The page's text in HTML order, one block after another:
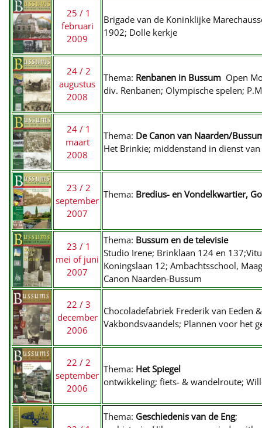
25 / 1
februari
2009
Brigade van de Koninklijke
1902; Dolle kerkje
24 / 2
augustus
2008
Thema: Renbanen in Bussum Open
div. Renbanen; Olympische spelen;
24 / 1
maart
2008
Thema: De Canon van Naarden/
Het Brinkie; middenstand in dienst van
23 / 2
september
2007
Thema: Bredius- en Vondelkwartier,
23 / 1
mei of juni
2007
Thema: Bussum en de televisie
Studio Irene; Brinklaan 124 en
Koningslaan 12; Ambachtsschool,
Canon Naarden-Bussum
22 / 3
december
2006
Chocoladefabriek Frederik van Eeden
Vakbondsvaandels; Plannen voor het
22 / 2
september
2006
Thema: Het Spiegel
ontwikkeling; fiets- & wandelroute;
Thema: Geschiedenis van de Eng;